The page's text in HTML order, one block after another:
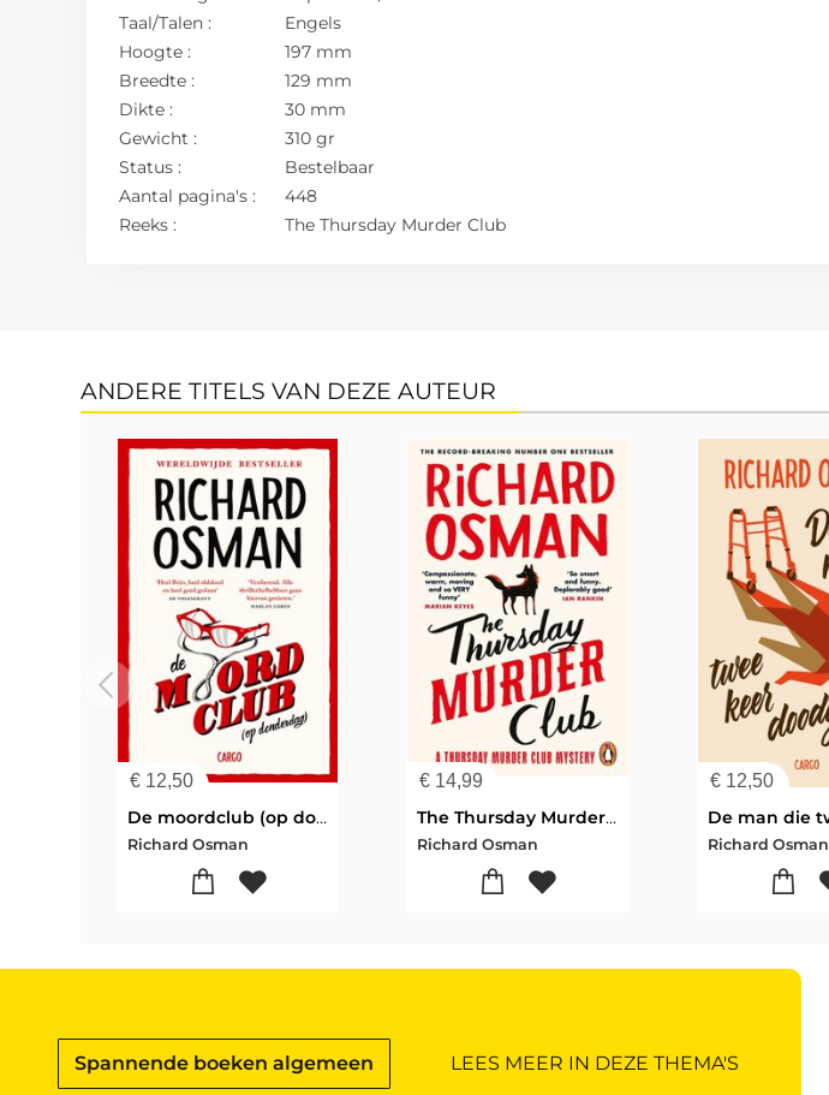
Taal/Talen :
Engels
Hoogte :
197 mm
Breedte :
129 mm
Dikte :
30 mm
Gewicht :
310 gr
Status :
Bestelbaar
Aantal pagina's :
448
Reeks :
The Thursday Murder Club
ANDERE TITELS VAN DEZE AUTEUR
€ 12,50
De moordclub (op donderdag)
Richard Osman
€ 14,99
The Thursday Murder Club
Richard Osman
€12,50
Richard Osman
Spannende boeken algemeen LEES MEER IN DEZE THEMA'S